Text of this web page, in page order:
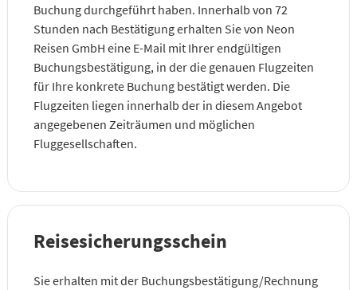
Buchung durchgeführt haben. Innerhalb von 72
Stunden nach Bestätigung erhalten Sie von Neon
Reisen GmbH eine E-Mail mit Ihrer endgültigen
Buchungsbestätigung, in der die genauen Flugzeiten
für Ihre konkrete Buchung bestätigt werden. Die
Flugzeiten liegen innerhalb der in diesem Angebot
angegebenen Zeiträumen und möglichen
Fluggesellschaften.
Reisesicherungsschein
Sie erhalten mit der Buchungsbestätigung/Rechnung